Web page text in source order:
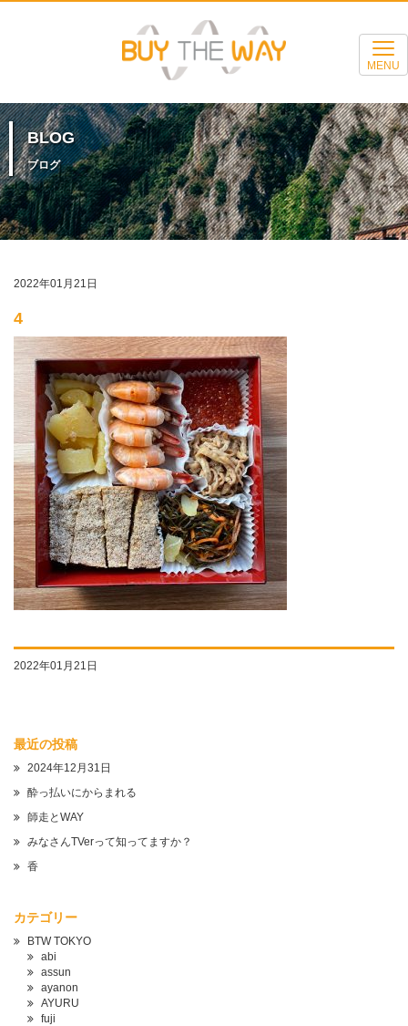
MENU
BLOG
ブログ
2022年01月21日
4
2022年01月21日
最近の投稿
2024年12月31日
酔っ払いにからまれる
師走とWAY
みなさんTVerって知ってますか？
香
カテゴリー
BTW TOKYO
abi
assun
ayanon
AYURU
fuji